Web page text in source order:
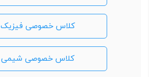
کلاس خصوصی فیزیک
کلاس خصوصی شیمی